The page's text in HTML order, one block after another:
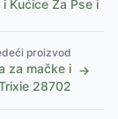
i Kućice Za Pse i
proizvod
za mačke i
28702
→